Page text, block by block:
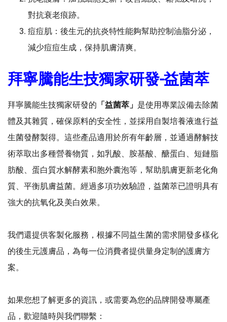
對抗衰老痕跡。
痘痘肌：後生元的抗炎特性能夠幫助控制油脂分泌，
減少痘痘生成，保持肌膚清爽。
拜寧騰能生技獨家研發-益菌萃
拜寧騰能生技獨家研發的 「益菌萃」 是使用專業設備去除菌
體及其雜質，確保原料的安全性，並採用自製培養液進行益
生菌發酵製得。這些產品適用於所有年齡層，並通過酵解技
術萃取出多種營養物質，如乳酸、胺基酸、醣蛋白、短鏈脂
肪酸、蛋白質水解酵素和胞外囊泡等，幫助肌膚更新老化角
質、平衡肌膚益菌。經過多項功效驗證，益菌萃已證明具有
強大的抗氧化及美白效果。
我們還提供客製化服務，根據不同益生菌的需求開發多樣化
的後生元護膚品，為每一位消費者提供量身定制的護膚方
案。
如果您想了解更多的資訊，或需要為您的品牌開發專屬產
品，歡迎隨時與我們聯繫：